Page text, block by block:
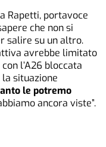
Rapetti, portavoce
che non si
salire su un altro.
avrebbe limitato
l’A26 bloccata
la situazione
le potremo
ancora viste”.